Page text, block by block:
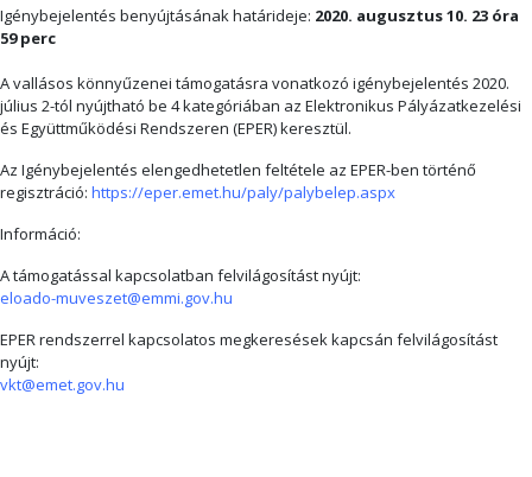
Igénybejelentés benyújtásának határideje: 2020. augusztus 10. 23 óra
59 perc
A vallásos könnyűzenei támogatásra vonatkozó igénybejelentés 2020.
július 2-tól nyújtható be 4 kategóriában az Elektronikus Pályázatkezelési
és Együttműködési Rendszeren (EPER) keresztül.
Az Igénybejelentés elengedhetetlen feltétele az EPER-ben történő
regisztráció: https://eper.emet.hu/paly/palybelep.aspx
Információ:
A támogatással kapcsolatban felvilágosítást nyújt:
eloado-muveszet@emmi.gov.hu
EPER rendszerrel kapcsolatos megkeresések kapcsán felvilágosítást
nyújt:
vkt@emet.gov.hu